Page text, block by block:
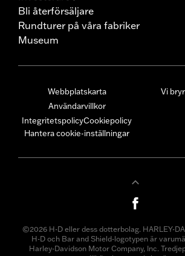
Bli återförsäljare
Rundturer på våra fabriker
Museum
Webbplatskarta
Användarvillkor
IntegritetspolicyCookiepolicy
Hantera cookie-inställningar
Vi
©2026 H-D eller dess dotterbolag. HARLEY-
H-D och Bar and Shield-logotypen är
Harley-Davidson Motor Company, Inc.